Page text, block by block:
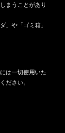
まうことがあり
」や「ゴミ箱」
は一切使用いた
ださい。